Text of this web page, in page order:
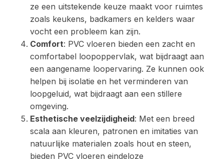
ze een uitstekende keuze maakt voor ruimtes
zoals keukens, badkamers en kelders waar
vocht een probleem kan zijn.
Comfort: PVC vloeren bieden een zacht en
comfortabel loopoppervlak, wat bijdraagt aan
een aangename loopervaring. Ze kunnen ook
helpen bij isolatie en het verminderen van
loopgeluid, wat bijdraagt aan een stillere
omgeving.
Esthetische veelzijdigheid: Met een breed
scala aan kleuren, patronen en imitaties van
natuurlijke materialen zoals hout en steen,
bieden PVC vloeren eindeloze